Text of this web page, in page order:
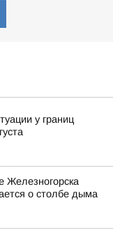
у границ
Железногорска
о столбе дыма